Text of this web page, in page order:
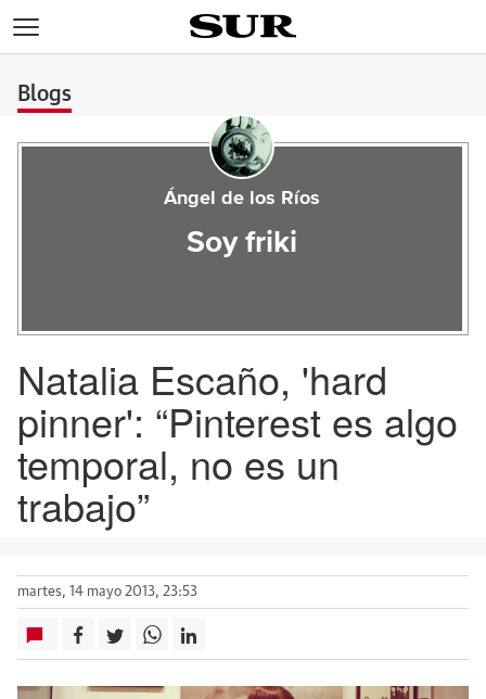
Blogs
Ángel de los Ríos
Soy friki
Natalia Escaño, 'hard
pinner': “Pinterest es algo
temporal, no es un
trabajo”
martes, 14 mayo 2013, 23:53